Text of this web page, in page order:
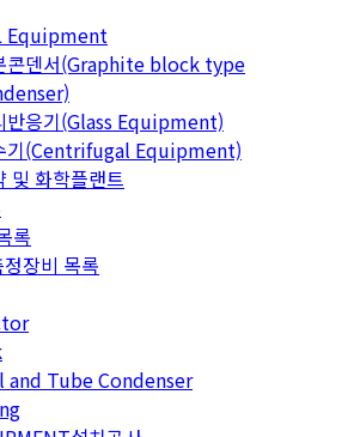
Equipment
콘덴서(Graphite block type
반응기(Glass Equipment)
기(Centrifugal Equipment)
및 화학플랜트
록
장비 목록
and Tube Condenser